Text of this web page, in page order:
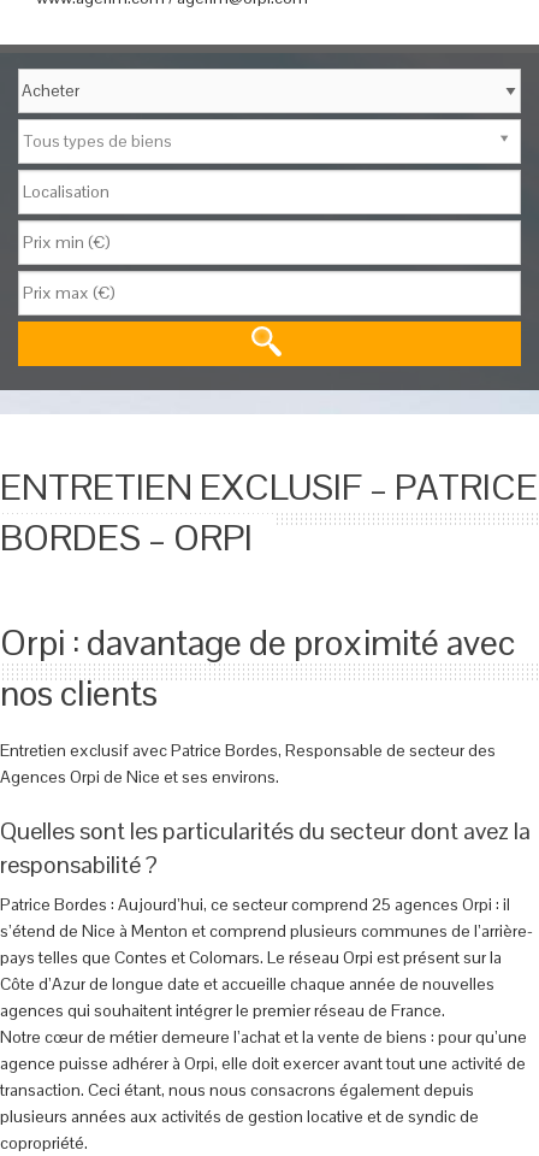
Tous types de biens
ENTRETIEN EXCLUSIF – PATRICE
BORDES – ORPI
Orpi : davantage de proximité avec
nos clients
Entretien exclusif avec Patrice Bordes, Responsable de secteur des
Agences Orpi de Nice et ses environs.
Quelles sont les particularités du secteur dont avez la
responsabilité ?
Patrice Bordes : Aujourd’hui, ce secteur comprend 25 agences Orpi : il
s’étend de Nice à Menton et comprend plusieurs communes de l’arrière-
pays telles que Contes et Colomars. Le réseau Orpi est présent sur la
Côte d’Azur de longue date et accueille chaque année de nouvelles
agences qui souhaitent intégrer le premier réseau de France.
Notre cœur de métier demeure l’achat et la vente de biens : pour qu’une
agence puisse adhérer à Orpi, elle doit exercer avant tout une activité de
transaction. Ceci étant, nous nous consacrons également depuis
plusieurs années aux activités de gestion locative et de syndic de
copropriété.